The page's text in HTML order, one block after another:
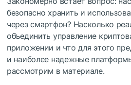
безопасно хранить и
через смартфон? Насколько
объединить управление
приложении и что для этого
и наиболее надежные
рассмотрим в материале.